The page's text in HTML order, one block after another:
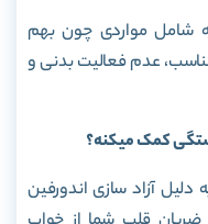
شامل مواردی چون بهم
عدم فعالیت بدنی و
کمک میکنه؟
آزاد سازی اندورفین